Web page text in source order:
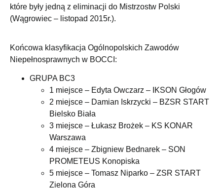
które były jedną z eliminacji do Mistrzostw Polski
(Wągrowiec – listopad 2015r.).
Końcowa klasyfikacja Ogólnopolskich Zawodów
Niepełnosprawnych w BOCCI:
GRUPA BC3
1 miejsce – Edyta Owczarz – IKSON Głogów
2 miejsce – Damian Iskrzycki – BZSR START
Bielsko Biała
3 miejsce – Łukasz Brożek – KS KONAR
Warszawa
4 miejsce – Zbigniew Bednarek – SON
PROMETEUS Konopiska
5 miejsce – Tomasz Niparko – ZSR START
Zielona Góra